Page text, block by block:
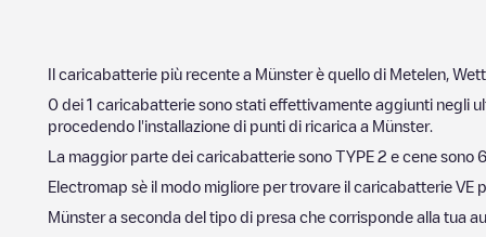
Il caricabatterie più recente a Münsterè quello di Metelen,
0 dei 1 caricabatterie sono stati effettivamente aggiunti negli
procedendo l'installazione di punti di ricarica a Münster.
La maggior parte dei caricabatterie sono TYPE 2 e cene sono
Electromap sè il modo migliore per trovare il caricabatterie VE
Münstera seconda del tipo di presa che corrisponde alla tua